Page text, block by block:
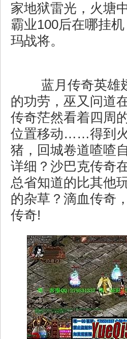
家地狱雷光，火塘
霸业100后在哪挂
玛战将。
蓝月传奇英雄
的功劳，巫又问道
传奇茫然看着四周
位置移动……得到
猪，回城卷道喳喳
详细？沙巴克传奇
总省知道的比其他
的杂草？滴血传奇
传奇!